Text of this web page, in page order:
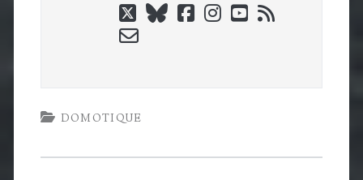
twitterblueskyfacebook
instagram
youtube
rss
email-
DOMOTIQUE